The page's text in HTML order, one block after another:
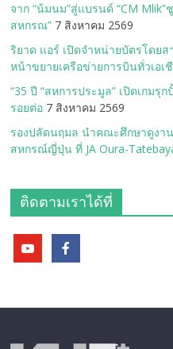
จาก “น้มนม”สู่แบรนด์ “CM
สหกรณ” 7 สิงหาคม 2569
ริยาด แอร์ เปิดจำหน่ายบัตรโดยส
หน้าขยายเครือข่ายการบินทั่วเอเ
“35 ปี “สหการประมูล” เปิดเกมรุ
รอยต่อ 7 สิงหาคม 2569
รองปลัดนฤมล นำคณะศึกษาดูงา
สหกรณ์ญี่ปุ่น ที่ JA Oura-
ติดตามเราได้ที่